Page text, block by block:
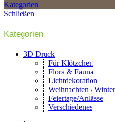
Kategorien
Schließen
Kategorien
3D Druck
Für Klötzchen
Flora & Fauna
Lichtdekoration
Weihnachten / Winter
Feiertage/Anlässe
Verschiedenes